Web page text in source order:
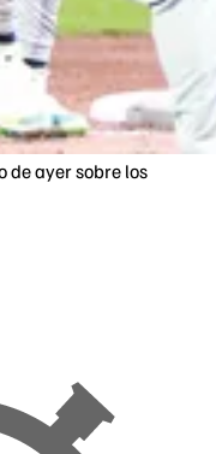
de ayer sobre los